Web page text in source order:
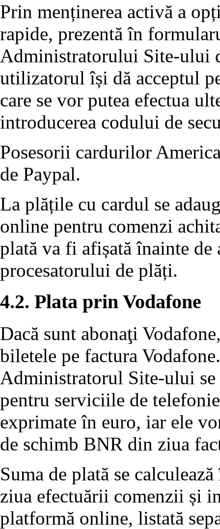
Prin menținerea activă a
rapide, prezentă în
Administratorului Site-ului
utilizatorul își dă acceptul
care se vor putea efectua
introducerea codului de
Posesorii cardurilor
de Paypal.
La plățile cu cardul se
online pentru comenzi
plată va fi afișată înainte
procesatorului de plăți.
4.2. Plata prin Vodafone
Dacă sunt abonaţi
biletele pe factura
Administratorul Site-ului se
pentru serviciile de
exprimate în euro, iar ele
de schimb BNR din ziua
Suma de plată se
ziua efectuării comenzii și
platformă online, listată